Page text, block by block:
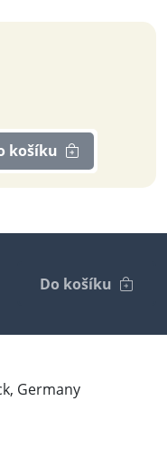
košíku
Do košíku
Germany